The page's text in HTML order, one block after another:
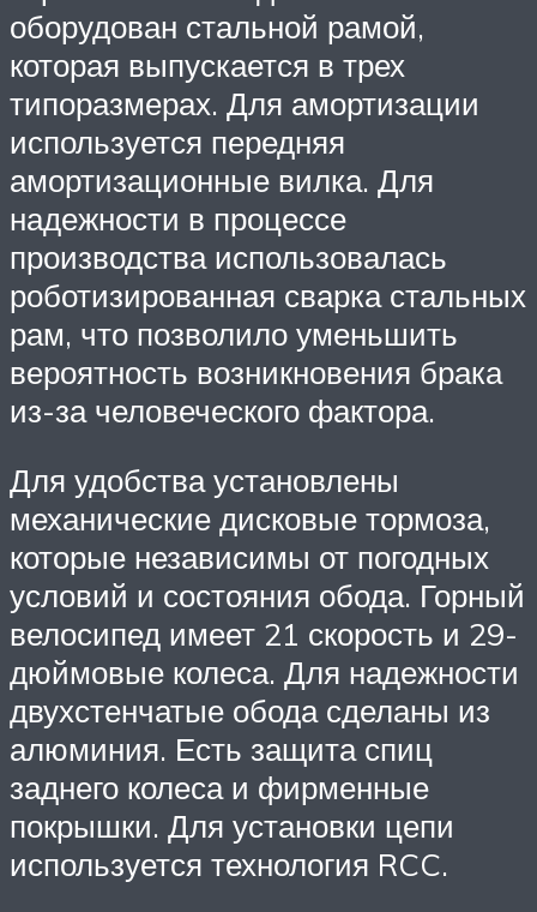
оборудован стальной рамой,
которая выпускается в трех
типоразмерах. Для амортизации
используется передняя
амортизационные вилка. Для
надежности в процессе
производства использовалась
роботизированная сварка стальных
рам, что позволило уменьшить
вероятность возникновения брака
из-за человеческого фактора.
Для удобства установлены
механические дисковые тормоза,
которые независимы от погодных
условий и состояния обода. Горный
велосипед имеет 21 скорость и 29-
дюймовые колеса. Для надежности
двухстенчатые обода сделаны из
алюминия. Есть защита спиц
заднего колеса и фирменные
покрышки. Для установки цепи
используется технология RCC.